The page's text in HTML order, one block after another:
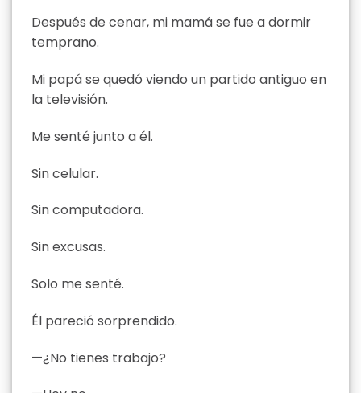
Después de cenar, mi mamá se fue a dormir
temprano.
Mi papá se quedó viendo un partido antiguo en
la televisión.
Me senté junto a él.
Sin celular.
Sin computadora.
Sin excusas.
Solo me senté.
Él pareció sorprendido.
—¿No tienes trabajo?